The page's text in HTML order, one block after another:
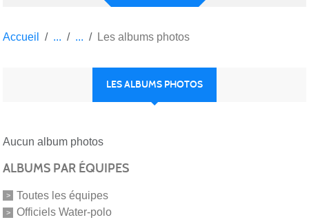
Accueil Les albums photos
LES ALBUMS PHOTOS
Aucun album photos
ALBUMS PAR ÉQUIPES
Toutes les équipes
Officiels Water-polo